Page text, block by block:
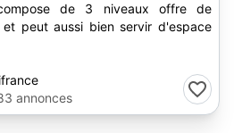
de 3 niveaux offre de
et peut aussi bien servir d'espace
annonces